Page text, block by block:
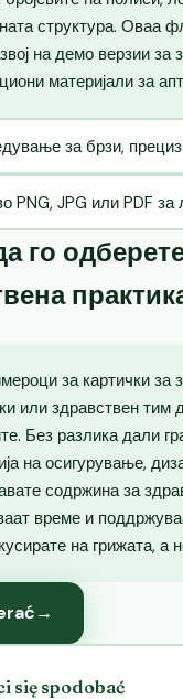
структура. Оваа
на демо верзии за
материјали за
за брзи,
PNG, JPG или PDF
го
за картички за
или здравствен тим
Без разлика дали
на осигурување,
содржина за
време и
на грижата, а
→
się spodobać